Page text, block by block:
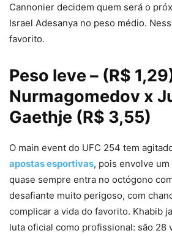
Cannonier decidem quem será o
Israel Adesanya no peso médio.
favorito.
Peso leve – (R$
Nurmagomedov x
Gaethje (R$ 3,55)
O main event do UFC 254 tem
apostas esportivas, pois envolve
quase sempre entra no octógono
desafiante muito perigoso, com
complicar a vida do favorito. Khabib
luta oficial como profissional: são 28